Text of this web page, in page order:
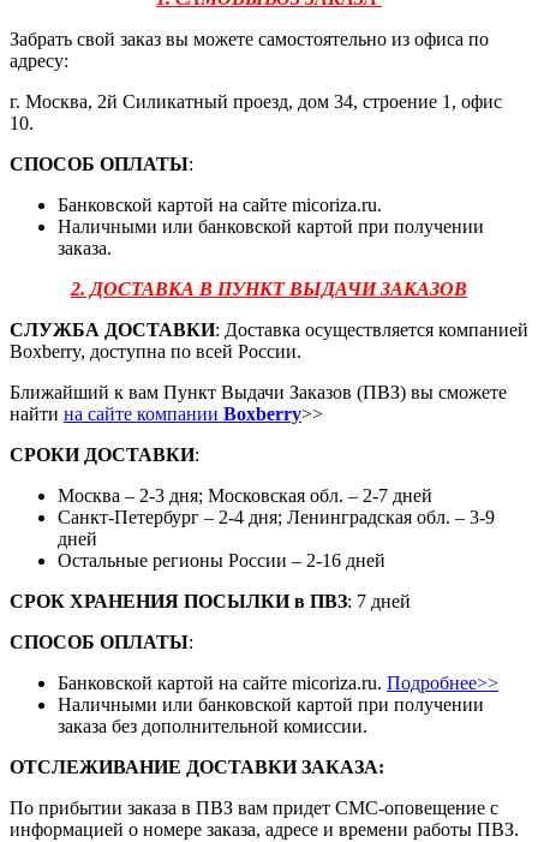
Забрать свой заказ вы можете самостоятельно из офиса по
адресу:
г. Москва, 2й Силикатный проезд, дом 34, строение 1, офис
10.
СПОСОБ ОПЛАТЫ:
Банковской картой на сайте micoriza.ru.
Наличными или банковской картой при получении
заказа.
2. ДОСТАВКА В ПУНКТ ВЫДАЧИ ЗАКАЗОВ
СЛУЖБА ДОСТАВКИ: Доставка осуществляется компанией
Boxberry, доступна по всей России.
Ближайший к вам Пункт Выдачи Заказов (ПВЗ) вы сможете
найти на сайте компании Boxberry>>
СРОКИ ДОСТАВКИ:
Москва – 2-3 дня; Московская обл. – 2-7 дней
Санкт-Петербург – 2-4 дня; Ленинградская обл. – 3-9
дней
Остальные регионы России – 2-16 дней
СРОК ХРАНЕНИЯ ПОСЫЛКИ в ПВЗ: 7 дней
СПОСОБ ОПЛАТЫ:
Банковской картой на сайте micoriza.ru. Подробнее>>
Наличными или банковской картой при получении
заказа без дополнительной комиссии.
ОТСЛЕЖИВАНИЕ ДОСТАВКИ ЗАКАЗА:
По прибытии заказа в ПВЗ вам придет СМС-оповещение с
информацией о номере заказа, адресе и времени работы ПВЗ.